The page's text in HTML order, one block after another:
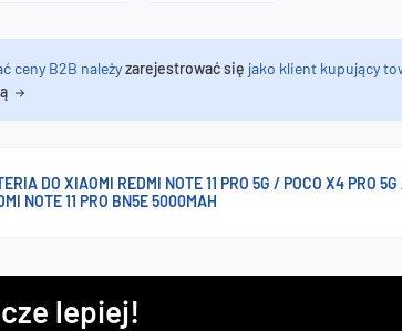
ceny B2B należyzarejestrować się jako klient kupujący
DO XIAOMI REDMI NOTE 11 PRO 5G / POCO X4 PRO
NOTE 11 PRO BN5E 5000MAH
lepiej!